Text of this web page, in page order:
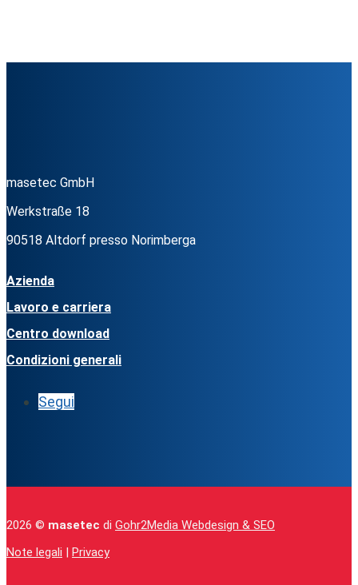
masetec GmbH
Werkstraße 18
90518 Altdorf presso Norimberga
Azienda
Lavoro e carriera
Centro download
Condizioni generali
Segui
2026 © masetec di Gohr2Media Webdesign & SEO
Note legali | Privacy